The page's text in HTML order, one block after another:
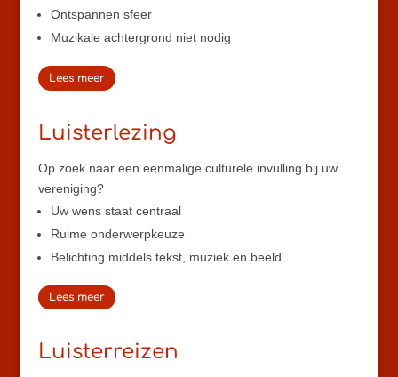
Ontspannen sfeer
Muzikale achtergrond niet nodig
Lees meer
Luisterlezing
Op zoek naar een eenmalige culturele invulling bij uw
vereniging?
Uw wens staat centraal
Ruime onderwerpkeuze
Belichting middels tekst, muziek en beeld
Lees meer
Luisterreizen